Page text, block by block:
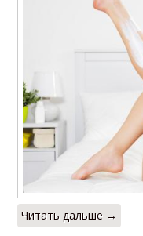
Читать дальше →